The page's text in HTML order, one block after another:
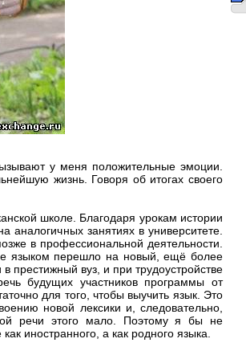
у меня положительные эмоции.
жизнь. Говоря об итогах своего
школе. Благодаря урокам истории
аналогичных занятиях в университете.
в профессиональной деятельности.
языком перешло на новый, ещё более
престижный вуз, и при трудоустройстве
будущих участников программы от
для того, чтобы выучить язык. Это
новой лексики и, следовательно,
речи этого мало. Поэтому я бы не
иностранного, а как родного языка.